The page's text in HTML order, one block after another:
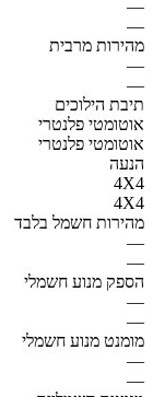
—
—
מהירות מרבית
—
—
תיבת הילוכים
אוטומטי פלנטרי
אוטומטי פלנטרי
הנעה
4X4
4X4
מהירות חשמל בלבד
—
—
הספק מנוע חשמלי
—
—
מומנט מנוע חשמלי
—
—